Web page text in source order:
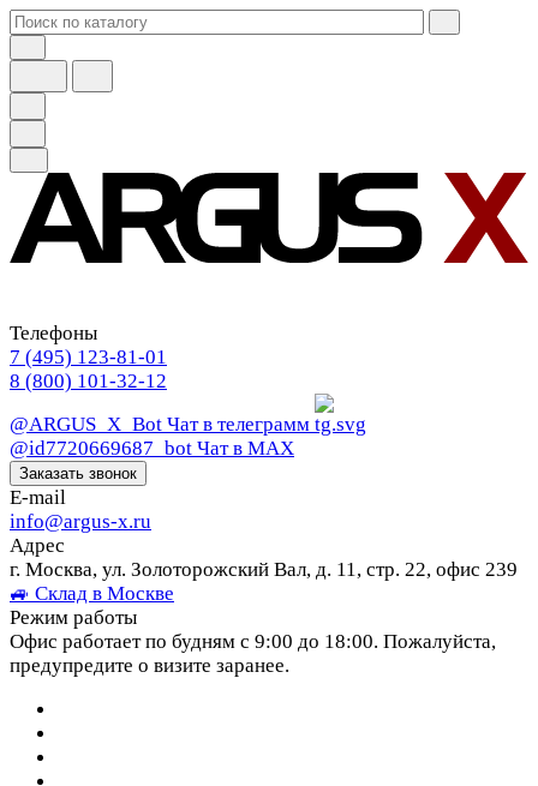
Телефоны
7 (495) 123-81-01
8 (800) 101-32-12
@ARGUS_X_Bot Чат в телеграмм
@id7720669687_bot Чат в МАХ
Заказать звонок
E-mail
info@argus-x.ru
Адрес
г. Москва, ул. Золоторожский Вал, д. 11, стр. 22, офис 239
🚙 Склад в Москве
Режим работы
Офис работает по будням с 9:00 до 18:00. Пожалуйста,
предупредите о визите заранее.